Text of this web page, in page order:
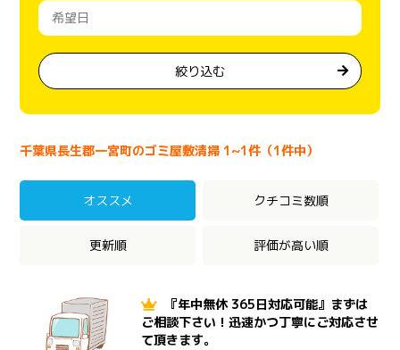
絞り込む
千葉県長生郡一宮町のゴミ屋敷清掃 1~1件（1件中）
オススメ クチコミ数順
更新順 評価が高い順
『年中無休 365日対応可能』まずは
ご相談下さい！迅速かつ丁寧にご対応させ
て頂きます。